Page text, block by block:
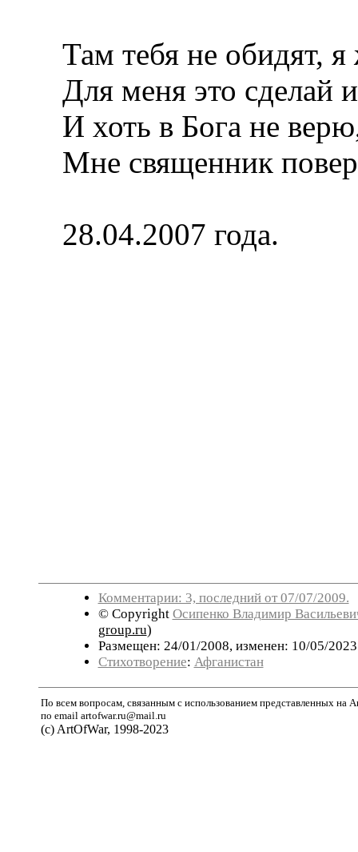
Там тебя не обидят, я
Для меня это сделай
И хоть в Бога не
Мне священник
28.04.2007 года.
Комментарии: 3, последний от 07/07/2009.
© Copyright Осипенко Владимир
group.ru)
Размещен: 24/01/2008, изменен: 10/05/
Стихотворение: Афганистан
По всем вопросам, связанным с использованием представленных на
по email artofwar.ru@mail.ru
(с) ArtOfWar, 1998-2023